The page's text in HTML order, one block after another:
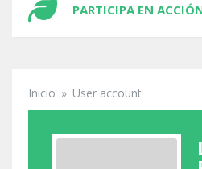
PARTICIPA EN
Se encuentra
Inicio » User account